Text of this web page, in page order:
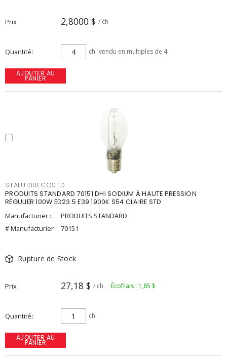
Prix 2,8000 $ / ch
Quantité ch vendu en multiples de 4
AJOUTER AU
PANIER
STALU100ECOSTD
PRODUITS STANDARD 70151 DHI SODIUM À HAUTE PRESSION
RÉGULIER 100W ED23.5 E39 1900K S54 CLAIRE STD
Manufacturier :
PRODUITS STANDARD
# Manufacturier : 70151
Rupture de Stock
Prix 27,18 $ / ch Écofrais : 1,85 $
Quantité ch
AJOUTER AU
PANIER